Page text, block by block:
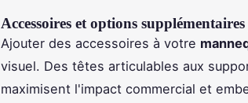
Accessoires et options
Ajouter des accessoires à votre
visuel. Des têtes articulables aux
maximisent l'impact commercial et